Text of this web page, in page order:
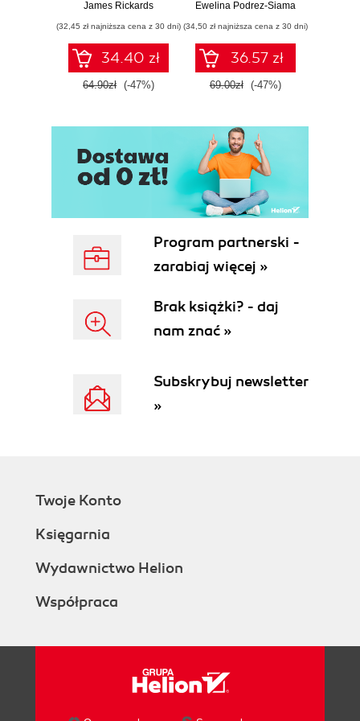
James Rickards
(32,45 zł najniższa cena z 30 dni)
34.40 zł
64.90zł (-47%)
Ewelina Podrez-Siama
(34,50 zł najniższa cena z 30 dni)
36.57 zł
69.00zł (-47%)
Program partnerski -
zarabiaj więcej »
Brak książki? - daj
nam znać »
Subskrybuj newsletter
»
Twoje Konto
Księgarnia
Wydawnictwo Helion
Współpraca